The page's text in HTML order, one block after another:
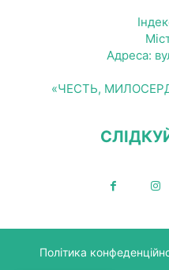
Адреса:
«ЧЕСТЬ,
Політика